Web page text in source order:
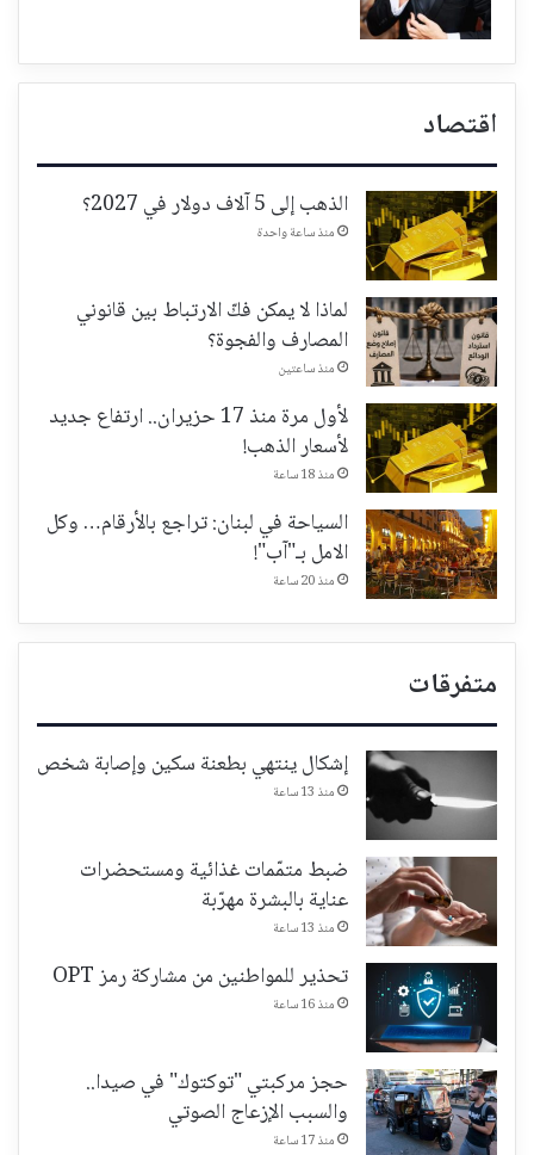
اقتصاد
الذهب إلى 5 آلاف دولار في 2027؟
منذ ساعة واحدة
لماذا لا يمكن فكّ الارتباط بين قانوني
المصارف والفجوة؟
منذ ساعتين
لأول مرة منذ 17 حزيران.. ارتفاع جديد
لأسعار الذهب!
منذ 18 ساعة
السياحة في لبنان: تراجع بالأرقام… وكل
الامل بـ"آب"!
منذ 20 ساعة
متفرقات
إشكال ينتهي بطعنة سكين وإصابة شخص
منذ 13 ساعة
ضبط متمّمات غذائية ومستحضرات
عناية بالبشرة مهرّبة
منذ 13 ساعة
تحذير للمواطنين من مشاركة رمز OPT
منذ 16 ساعة
حجز مركبتي "توكتوك" في صيدا..
والسبب الإزعاج الصوتي
منذ 17 ساعة